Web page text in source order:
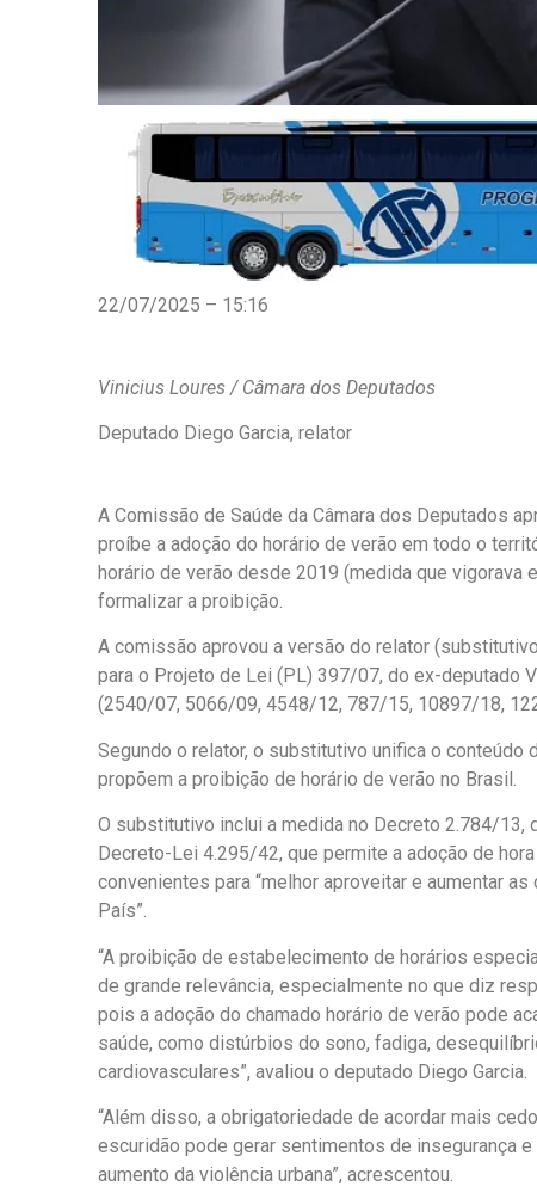
22/07/2025 – 15:16
Vinicius Loures / Câmara dos Deputados
Deputado Diego Garcia, relator
A Comissão de Saúde da Câmara dos Deputados
proíbe a adoção do horário de verão em todo o
horário de verão desde 2019 (medida que vigorava
formalizar a proibição.
A comissão aprovou a versão do relator (substitutivo
para o Projeto de Lei (PL) 397/07, do ex-deputado
(2540/07, 5066/09, 4548/12, 787/15, 10897/18,
Segundo o relator, o substitutivo unifica o
propõem a proibição de horário de verão no Brasil.
O substitutivo inclui a medida no Decreto 2.784/13,
Decreto-Lei 4.295/42, que permite a adoção de
convenientes para “melhor aproveitar e aumentar
País”.
“A proibição de estabelecimento de horários
de grande relevância, especialmente no que diz
pois a adoção do chamado horário de verão pode
saúde, como distúrbios do sono, fadiga,
cardiovasculares”, avaliou o deputado Diego Garcia.
“Além disso, a obrigatoriedade de acordar mais
escuridão pode gerar sentimentos de insegurança
aumento da violência urbana”, acrescentou.